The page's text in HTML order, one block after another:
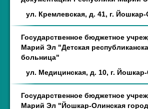
ул. Кремлевская, д. 41, г.
Государственное бюджетное
Марий Эл "Детская
больница"
ул. Медицинская, д. 10, г.
Государственное бюджетное
Марий Эл "Йошкар-Олинская